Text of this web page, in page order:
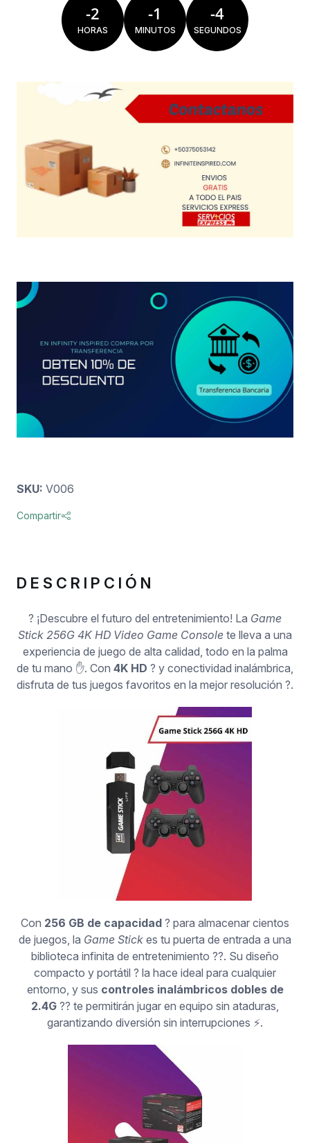
Tecnología
-2
HORAS
-1
MINUTOS
-4
SEGUNDOS
SKU: V006
Compartir
DESCRIPCIÓN
? ¡Descubre el futuro del entretenimiento! La Game
Stick 256G 4K HD Video Game Console te lleva a una
experiencia de juego de alta calidad, todo en la palma
de tu mano ✋. Con 4K HD ? y conectividad inalámbrica,
disfruta de tus juegos favoritos en la mejor resolución ?.
Con 256 GB de capacidad ? para almacenar cientos
de juegos, la Game Stick es tu puerta de entrada a una
biblioteca infinita de entretenimiento ??. Su diseño
compacto y portátil ? la hace ideal para cualquier
entorno, y sus controles inalámbricos dobles de
2.4G ?? te permitirán jugar en equipo sin ataduras,
garantizando diversión sin interrupciones ⚡.